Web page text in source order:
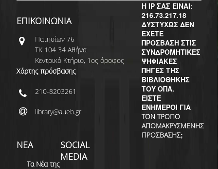
Η IP ΣΑΣ ΕΙΝΑΙ:
216.73.217.18
ΔΥΣΤΥΧΩΣ ΔΕΝ
ΕΧΕΤΕ
ΠΡΟΣΒΑΣΗ ΣΤΙΣ
ΣΥΝΔΡΟΜΗΤΙΚΕΣ
ΨΗΦΙΑΚΕΣ
ΠΗΓΕΣ ΤΗΣ
ΒΙΒΛΙΟΘΗΚΗΣ
ΤΟΥ ΟΠΑ.
ΕΙΣΤΕ
ΕΝΗΜΕΡΟΙ ΓΙΑ
ΤΟΝ ΤΡΟΠΟ
ΑΠΟΜΑΚΡΥΣΜΕΝΗΣ
ΠΡΟΣΒΑΣΗΣ;
ΕΠΙΚΟΙΝΩΝΙΑ
Πατησίων 76
ΤΚ 104 34 Αθήνα
Κεντρικό Κτήριο, 1ος όροφος
Χάρτης πρόσβασης
210-8203261
library@aueb.gr
ΝΕΑ
Τα Νέα της
SOCIAL
MEDIA